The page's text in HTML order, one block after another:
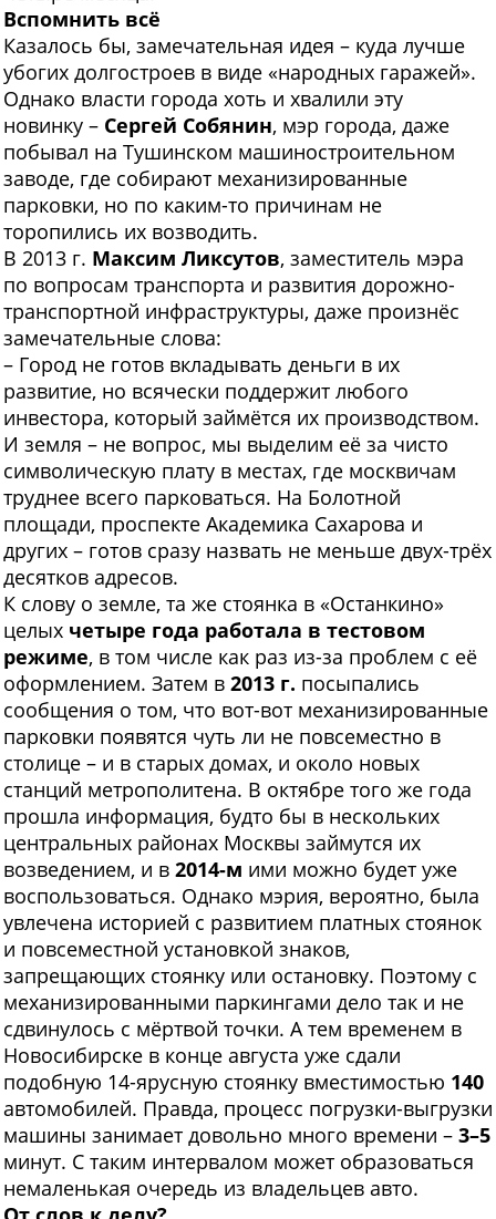
Вспомнить всё
Казалось бы, замечательная идея – куда лучше
убогих долгостроев в виде «народных гаражей».
Однако власти города хоть и хвалили эту
новинку – Сергей Собянин, мэр города, даже
побывал на Тушинском машиностроительном
заводе, где собирают механизированные
парковки, но по каким-то причинам не
торопились их возводить.
В 2013 г. Максим Ликсутов, заместитель мэра
по вопросам транспорта и развития дорожно-
транспортной инфраструктуры, даже произнёс
замечательные слова:
– Город не готов вкладывать деньги в их
развитие, но всячески поддержит любого
инвестора, который займётся их производством.
И земля – не вопрос, мы выделим её за чисто
символическую плату в местах, где москвичам
труднее всего парковаться. На Болотной
площади, проспекте Академика Сахарова и
других – готов сразу назвать не меньше двух-трёх
десятков адресов.
К слову о земле, та же стоянка в «Останкино»
целых четыре года работала в тестовом
режиме, в том числе как раз из-за проблем с её
оформлением. Затем в 2013 г. посыпались
сообщения о том, что вот-вот механизированные
парковки появятся чуть ли не повсеместно в
столице – и в старых домах, и около новых
станций метрополитена. В октябре того же года
прошла информация, будто бы в нескольких
центральных районах Москвы займутся их
возведением, и в 2014-м ими можно будет уже
воспользоваться. Однако мэрия, вероятно, была
увлечена историей с развитием платных стоянок
и повсеместной установкой знаков,
запрещающих стоянку или остановку. Поэтому с
механизированными паркингами дело так и не
сдвинулось с мёртвой точки. А тем временем в
Новосибирске в конце августа уже сдали
подобную 14-ярусную стоянку вместимостью 140
автомобилей. Правда, процесс погрузки-выгрузки
машины занимает довольно много времени – 3–5
минут. С таким интервалом может образоваться
немаленькая очередь из владельцев авто.